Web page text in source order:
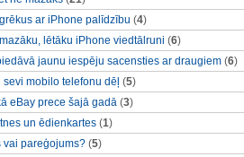
ar iPhone palīdzību (4)
lētāku iPhone viedtālruni (6)
jaunu iespēju sacensties ar draugiem (6)
mobilo telefonu dēļ (5)
eBay prece šajā gadā (3)
un ēdienkartes (1)
vai pareģojums? (5)